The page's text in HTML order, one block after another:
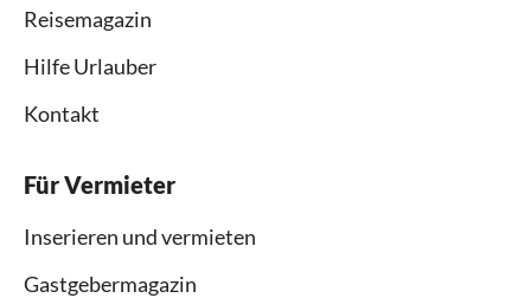
Reisemagazin
Hilfe Urlauber
Kontakt
Für Vermieter
Inserieren und vermieten
Gastgebermagazin